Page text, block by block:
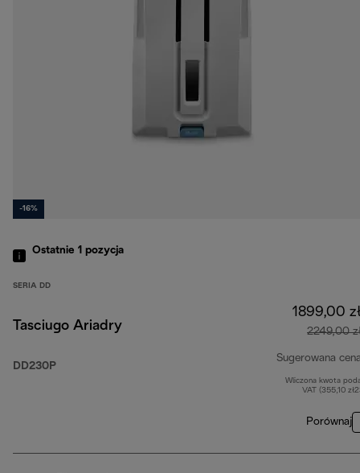
-16%
Ostatnie 1 pozycja
SERIA DD
Tasciugo Ariadry
DD230P
1899,00
2249,00
Sugerowana
Wliczona kwota
VAT (355,10
Porównaj